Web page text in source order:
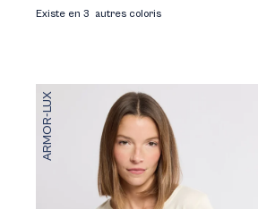
Existe en 3 autres coloris
ARMOR-LUX